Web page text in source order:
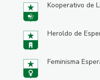
Kooperativo de
Heroldo de
Feminisma